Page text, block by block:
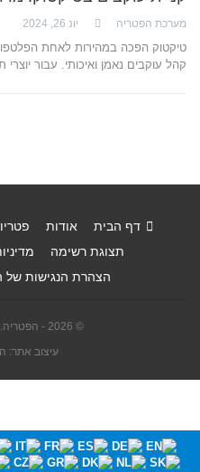
מערכת הפטריה יונ 26, 2024
טיקטוק הפכה במהירות לאחת
קהל עוקבים נאמן ואיכותי. עבור יוצרי
דף הבית אודות
תצוגת רשימה
הצהרת הנגישות של
© 2026 - הפטריה. כל הזכויות שמורות.
עיצוב אתר: